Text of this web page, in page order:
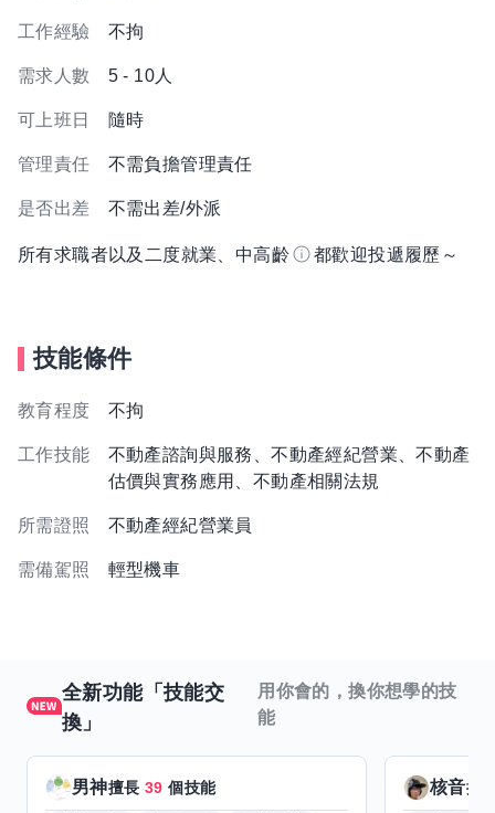
工作經驗 不拘
需求人數 5 - 10人
可上班日 隨時
管理責任 不需負擔管理責任
是否出差 不需出差/外派
所有求職者以及二度就業、中高齡 都歡迎投遞履歷～
技能條件
教育程度 不拘
工作技能
不動產諮詢與服務、不動產經紀營業、不動產
估價與實務應用、不動產相關法規
所需證照 不動產經紀營業員
需備駕照 輕型機車
全新功能「技能交
換」
用你會的，換你想學的技
能
男神擅長39 個技能 核音擅